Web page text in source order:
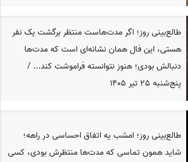
طالع‌بینی روز؛ اگر مدت‌هاست منتظر برگشت یک نفر
هستی، این فال همان نشانه‌ای است که مدت‌ها
دنبالش بودی؛ هنوز نتوانسته فراموشت کند... /
پنج‌شنبه 25 تیر 1405
طالع‌بینی روز؛ امشب یه اتفاق احساسی در راهه؛
شاید همون تماسی که مدت‌ها منتظرش بودی، کسی